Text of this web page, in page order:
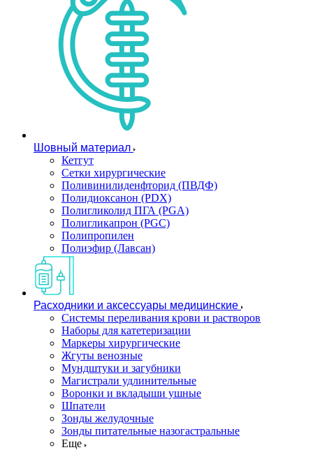
Шовный материал
Кетгут
Сетки хирургические
Поливинилиденфторид (ПВДФ)
Полидиоксанон (PDX)
Полигликолид ПГА (PGA)
Полигликапрон (PGC)
Полипропилен
Полиэфир (Лавсан)
Расходники и аксессуары медицинские
Системы переливания крови и растворов
Наборы для катетеризации
Маркеры хирургические
Жгуты венозные
Мундштуки и загубники
Магистрали удлинительные
Воронки и вкладыши ушные
Шпатели
Зонды желудочные
Зонды питательные назогастральные
Еще